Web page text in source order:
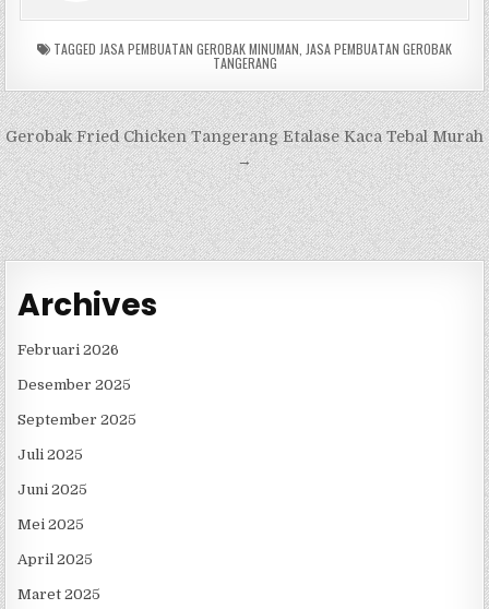
TAGGED JASA PEMBUATAN GEROBAK MINUMAN JASA PEMBUATAN GEROBAK
TANGERANG
Navigasi
pos
Gerobak Fried Chicken Tangerang Etalase Kaca Tebal Murah
→
Archives
Februari 2026
Desember 2025
September 2025
Juli 2025
Juni 2025
Mei 2025
April 2025
Maret 2025